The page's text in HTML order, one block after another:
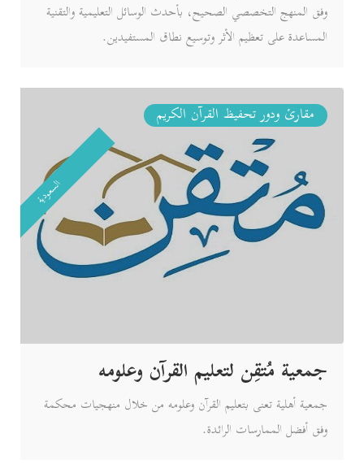
وفق المنهج التخصصي الصحيح، بأحدث الوسائل التعليمية والتقنية
المساعدة على تعظيم الأثر وتوسيع نطاق المستفيدين.
مقارئ ودور تحفيظ القرآن الكريم
السعودية
جمعية مُتقِن لتعليم القرآن وعلومه
جمعية أهلية تعنى بتعليم القرآن وعلومه من خلال منهجيات محكمة
وفق أفضل الممارسات الرائدة.